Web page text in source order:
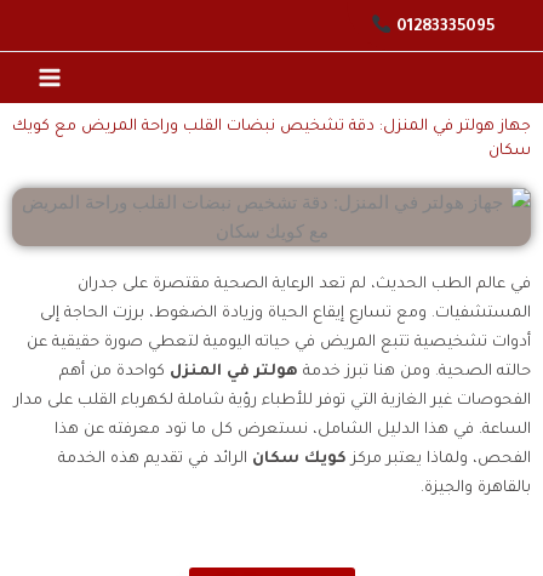
01283335095
جهاز هولتر في المنزل​: دقة تشخيص نبضات القلب وراحة المريض مع كويك
سكان
في عالم الطب الحديث، لم تعد الرعاية الصحية مقتصرة على جدران
المستشفيات. ومع تسارع إيقاع الحياة وزيادة الضغوط، برزت الحاجة إلى
أدوات تشخيصية تتبع المريض في حياته اليومية لتعطي صورة حقيقية عن
حالته الصحية. ومن هنا تبرز خدمة هولتر في المنزل كواحدة من أهم
الفحوصات غير الغازية التي توفر للأطباء رؤية شاملة لكهرباء القلب على مدار
الساعة. في هذا الدليل الشامل، نستعرض كل ما تود معرفته عن هذا
الفحص، ولماذا يعتبر مركز كويك سكان الرائد في تقديم هذه الخدمة
بالقاهرة والجيزة.